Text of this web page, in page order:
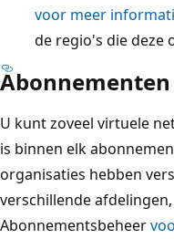
voor meer
de regio's die deze
Abonnementen
U kunt zoveel virtuele
is binnen elk
organisaties hebben
verschillende
Abonnementsbeheer